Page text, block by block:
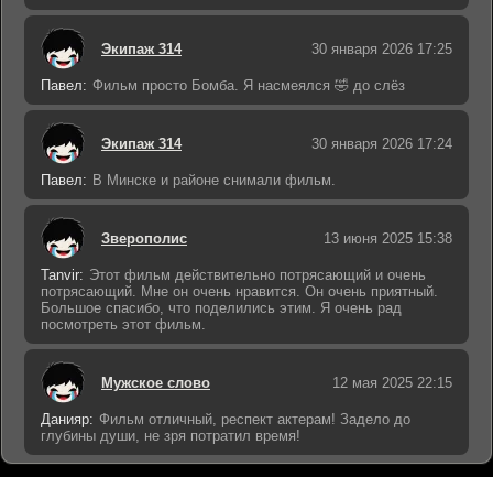
Экипаж 314 30 января 2026 17:25
Павел: Фильм просто Бомба. Я насмеялся 🤣 до слёз
Экипаж 314 30 января 2026 17:24
Павел: В Минске и районе снимали фильм.
Зверополис 13 июня 2025 15:38
Tanvir: Этот фильм действительно потрясающий и очень
потрясающий. Мне он очень нравится. Он очень приятный.
Большое спасибо, что поделились этим. Я очень рад
посмотреть этот фильм.
Мужское слово 12 мая 2025 22:15
Данияр: Фильм отличный, респект актерам! Задело до
глубины души, не зря потратил время!